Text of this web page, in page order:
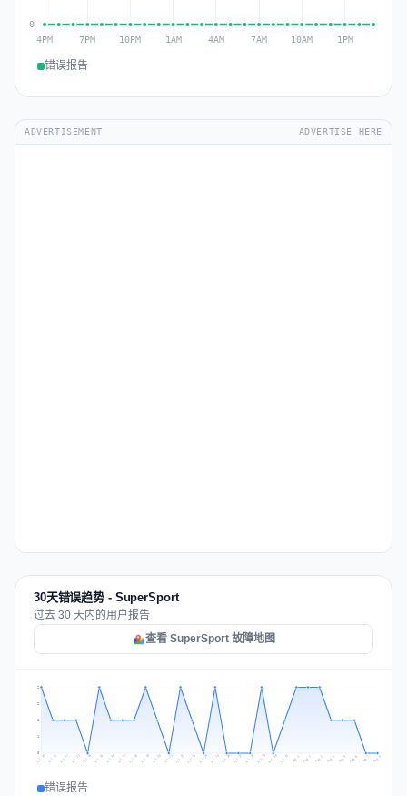
错误报告
ADVERTISEMENT ADVERTISE HERE
30天错误趋势 - SuperSport
过去 30 天内的用户报告
查看 SuperSport 故障地图
1
1
2
2
Jul 10 Jul 11 Jul 12 Jul 13 Jul 14 Jul 15 Jul 16 Jul 17 Jul 18 Jul 19 Jul 20 Jul 21 Jul 22 Jul 23 Jul 24 Jul 25 Jul 26 Jul 27 Jul 28 Jul 29 Jul 30 Jul 31 Aug 1 Aug 2 Aug 3 Aug 4 Aug 5 Aug 6 Aug 7 Aug 8
错误报告